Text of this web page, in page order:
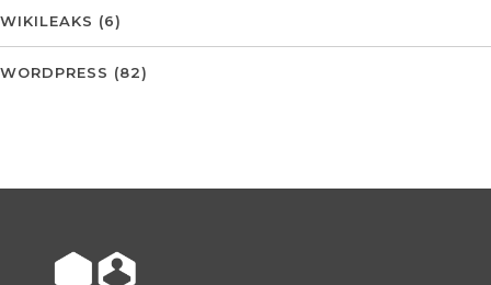
WIKILEAKS (6)
WORDPRESS (82)